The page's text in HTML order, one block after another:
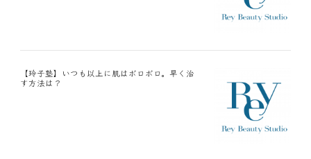
【玲子塾】いつも以上に肌はボロボロ。早く治
す方法は？